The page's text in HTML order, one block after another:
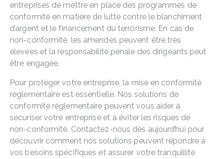
entreprises de mettre en place des programmes de
conformité en matière de lutte contre le blanchiment
d’argent et le financement du terrorisme. En cas de
non-conformité, les amendes peuvent être très
élevées et la responsabilité pénale des dirigeants peut
être engagée.
Pour protéger votre entreprise, la mise en conformité
réglementaire est essentielle. Nos solutions de
conformité réglementaire peuvent vous aider à
sécuriser votre entreprise et à éviter les risques de
non-conformité. Contactez-nous dès aujourd’hui pour
découvrir comment nos solutions peuvent répondre à
vos besoins spécifiques et assurer votre tranquillité